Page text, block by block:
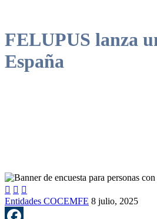
FELUPUS lanza
España
  
Entidades COCEMFE 8 julio, 2025